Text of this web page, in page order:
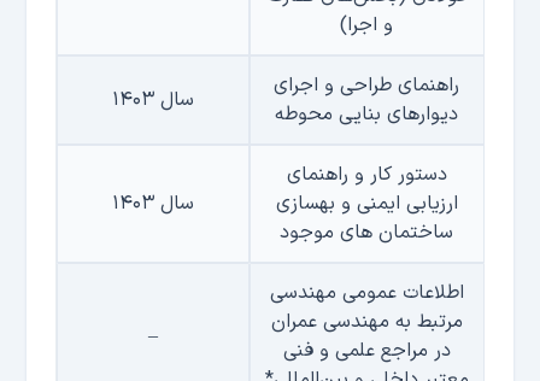
و اجرا)
راهنمای طراحی و اجرای
دیوارهای بنایی محوطه
سال ۱۴۰۳
دستور کار و راهنمای
ارزیابی ایمنی و بهسازی
ساختمان های موجود
سال ۱۴۰۳
اطلاعات عمومی مهندسی
مرتبط به مهندسی عمران
در مراجع علمی و فنی
–